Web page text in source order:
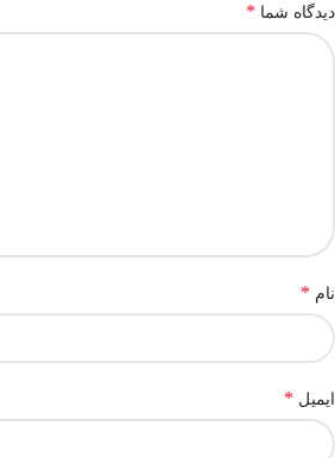
دیدگاه شما *
نام *
ایمیل *